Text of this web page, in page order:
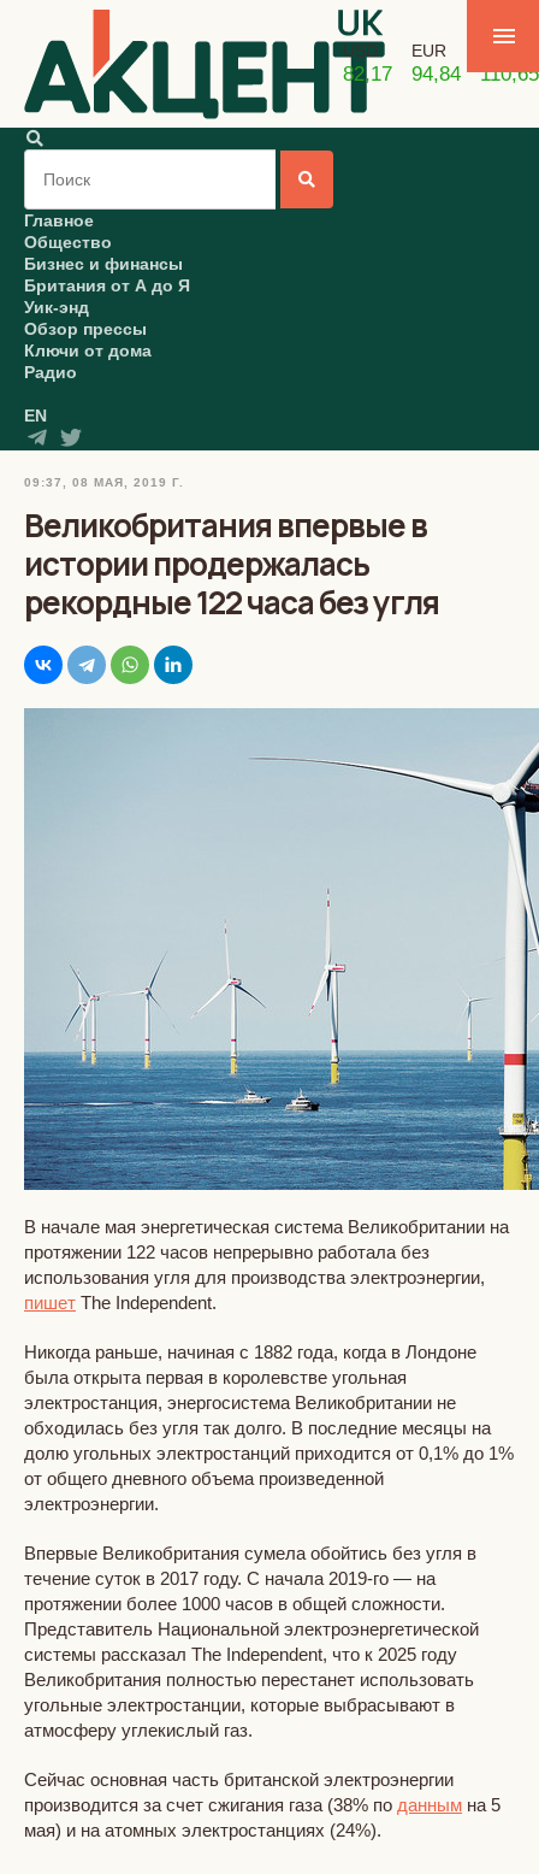
USD
82,17
EUR
94,84 110,65
Главное
Общество
Бизнес и финансы
Британия от А до Я
Уик-энд
Обзор прессы
Ключи от дома
Радио
EN
09:37, 08 МАЯ, 2019 Г.
Великобритания впервые в
истории продержалась
рекордные 122 часа без угля
В начале мая энергетическая система Великобритании на
протяжении 122 часов непрерывно работала без
использования угля для производства электроэнергии,
пишет The Independent.
Никогда раньше, начиная с 1882 года, когда в Лондоне
была открыта первая в королевстве угольная
электростанция, энергосистема Великобритании не
обходилась без угля так долго. В последние месяцы на
долю угольных электростанций приходится от 0,1% до 1%
от общего дневного объема произведенной
электроэнергии.
Впервые Великобритания сумела обойтись без угля в
течение суток в 2017 году. С начала 2019-го — на
протяжении более 1000 часов в общей сложности.
Представитель Национальной электроэнергетической
системы рассказал The Independent, что к 2025 году
Великобритания полностью перестанет использовать
угольные электростанции, которые выбрасывают в
атмосферу углекислый газ.
Сейчас основная часть британской электроэнергии
производится за счет сжигания газа (38% по данным на 5
мая) и на атомных электростанциях (24%).